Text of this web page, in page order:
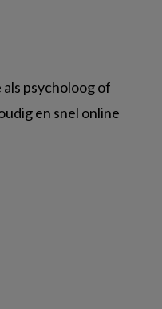
psycholoog of
en snel online